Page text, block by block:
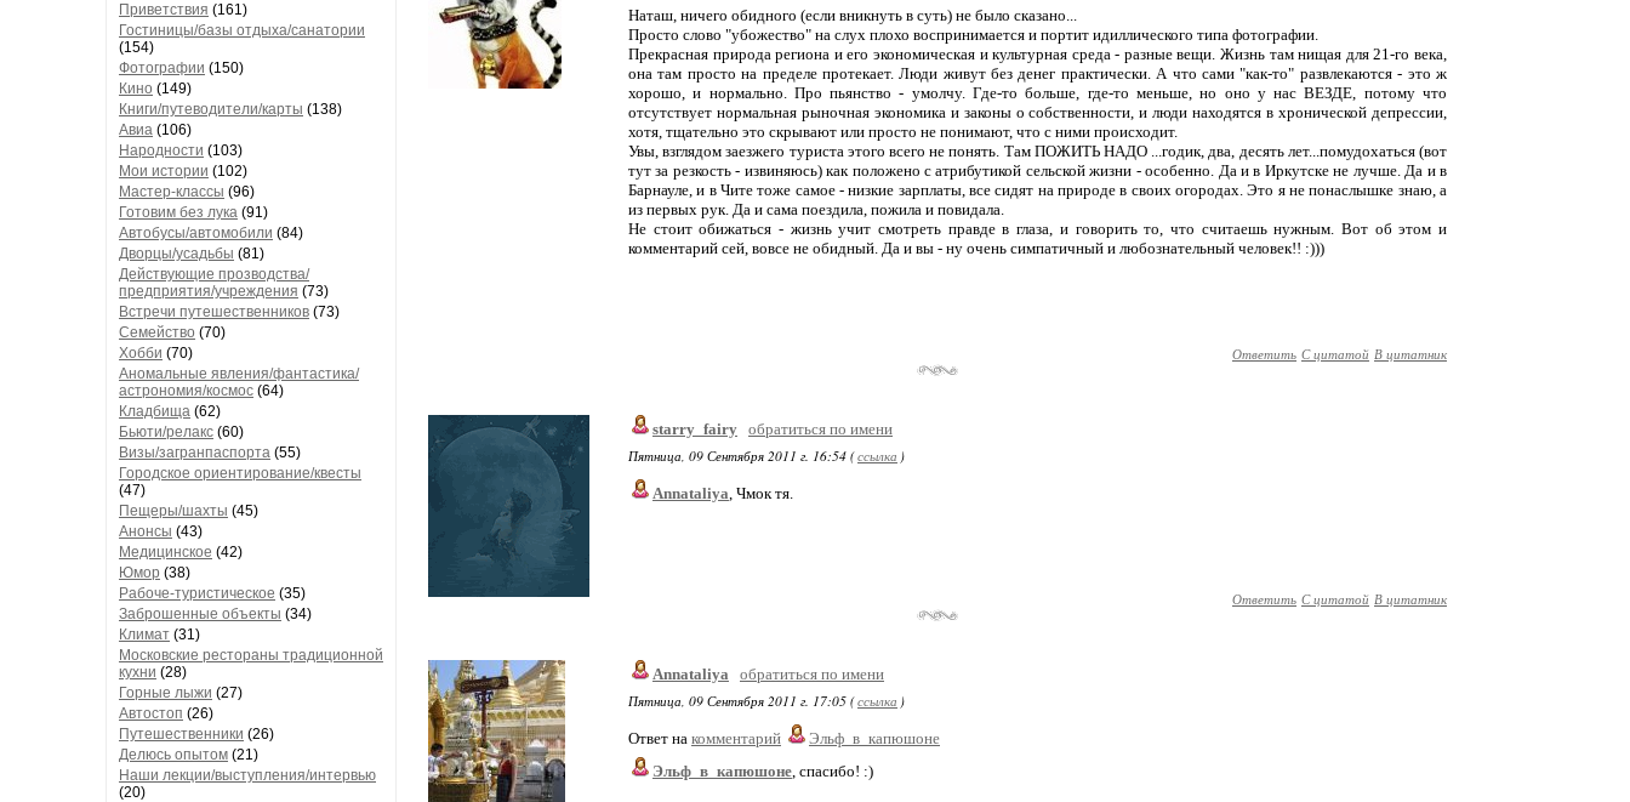
Приветствия (161)
Гостиницы/базы отдыха/санатории
(154)
Фотографии (150)
Кино (149)
Книги/путеводители/карты (138)
Авиа (106)
Народности (103)
Мои истории (102)
Мастер-классы (96)
Готовим без лука (91)
Автобусы/автомобили (84)
Дворцы/усадьбы (81)
Действующие прозводства/
предприятия/учреждения (73)
Встречи путешественников (73)
Семейство (70)
Хобби (70)
Аномальные явления/фантастика/
астрономия/космос (64)
Кладбища (62)
Бьюти/релакс (60)
Визы/загранпаспорта (55)
Городское ориентирование/квесты
(47)
Пещеры/шахты (45)
Анонсы (43)
Медицинское (42)
Юмор (38)
Рабоче-туристическое (35)
Заброшенные объекты (34)
Климат (31)
Московские рестораны традиционной
кухни (28)
Горные лыжи (27)
Автостоп (26)
Путешественники (26)
Делюсь опытом (21)
Наши лекции/выступления/интервью
(20)
Наташ, ничего обидного (если вникнуть в суть) не было сказано...
Просто слово "убожество" на слух плохо воспринимается и портит идиллического типа фотографии.
Прекрасная природа региона и его экономическая и культурная среда - разные вещи. Жизнь там нищая для 21-го века,
она там просто на пределе протекает. Люди живут без денег практически. А что сами "как-то" развлекаются - это ж
хорошо, и нормально. Про пьянство - умолчу. Где-то больше, где-то меньше, но оно у нас ВЕЗДЕ, потому что
отсутствует нормальная рыночная экономика и законы о собственности, и люди находятся в хронической депрессии,
хотя, тщательно это скрывают или просто не понимают, что с ними происходит.
Увы, взглядом заезжего туриста этого всего не понять. Там ПОЖИТЬ НАДО ...годик, два, десять лет...помудохаться (вот
тут за резкость - извиняюсь) как положено с атрибутикой сельской жизни - особенно. Да и в Иркутске не лучше. Да и в
Барнауле, и в Чите тоже самое - низкие зарплаты, все сидят на природе в своих огородах. Это я не понаслышке знаю, а
из первых рук. Да и сама поездила, пожила и повидала.
Не стоит обижаться - жизнь учит смотреть правде в глаза, и говорить то, что считаешь нужным. Вот об этом и
комментарий сей, вовсе не обидный. Да и вы - ну очень симпатичный и любознательный человек!! :)))
Ответить С цитатой В цитатник
starry_fairy обратиться по имени
Пятница, 09 Сентября 2011 г. 16:54 (ссылка )
Annataliya, Чмок тя.
Ответить С цитатой В цитатник
Annataliya
обратиться по имени
Пятница, 09 Сентября 2011 г. 17:05 (ссылка )
Ответ на комментарий
Эльф_в_капюшоне
Эльф_в_капюшоне, спасибо! :)